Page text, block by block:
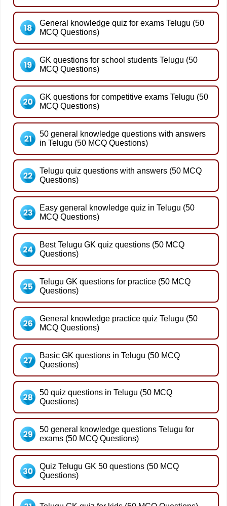
General knowledge quiz for exams Telugu (50
MCQ Questions)
GK questions for school students Telugu (50
MCQ Questions)
GK questions for competitive exams Telugu (50
MCQ Questions)
50 general knowledge questions with answers
in Telugu (50 MCQ Questions)
Telugu quiz questions with answers (50 MCQ
Questions)
Easy general knowledge quiz in Telugu (50
MCQ Questions)
Best Telugu GK quiz questions (50 MCQ
Questions)
Telugu GK questions for practice (50 MCQ
Questions)
General knowledge practice quiz Telugu (50
MCQ Questions)
Basic GK questions in Telugu (50 MCQ
Questions)
50 quiz questions in Telugu (50 MCQ
Questions)
50 general knowledge questions Telugu for
exams (50 MCQ Questions)
Quiz Telugu GK 50 questions (50 MCQ
Questions)